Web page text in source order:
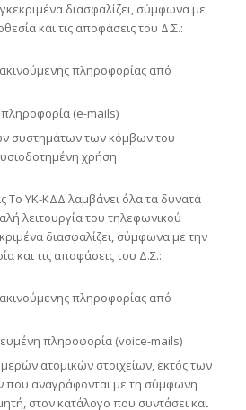
διασφαλίζει, σύμφωνα με
και τις αποφάσεις του Δ.Σ.:
πληροφορίας από
(e-mails)
συστημάτων των κόμβων του
χρήση
Το ΥΚ-ΚΔΔ λαμβάνει όλα τα δυνατά
λειτουργία του τηλεφωνικού
διασφαλίζει, σύμφωνα με την
και τις αποφάσεις του Δ.Σ.:
πληροφορίας από
πληροφορία (voice-mails)
ατομικών στοιχείων, εκτός των
που αναγράφονται με τη σύμφωνη
στον κατάλογο που συντάσει και